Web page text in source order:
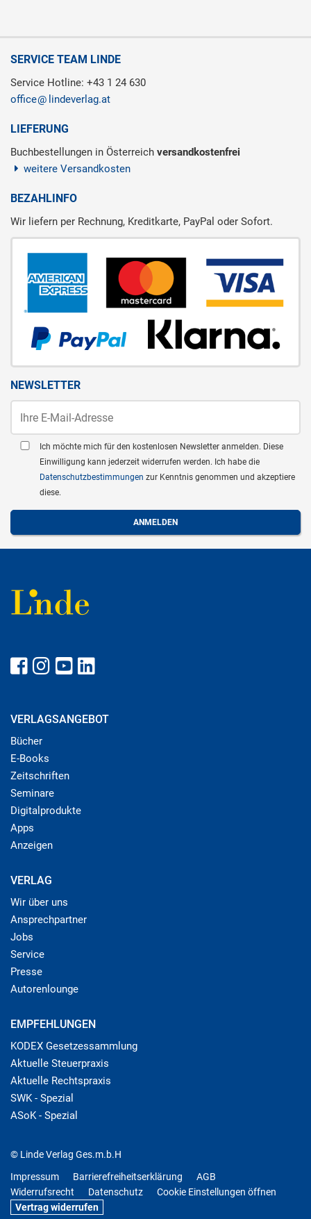
SERVICE TEAM LINDE
Service Hotline: +43 1 24 630
office
lindeverlag.at
LIEFERUNG
Buchbestellungen in Österreich versandkostenfrei
weitere Versandkosten
BEZAHLINFO
Wir liefern per Rechnung, Kreditkarte, PayPal oder Sofort.
NEWSLETTER
Ich möchte mich für den kostenlosen Newsletter anmelden. Diese
Einwilligung kann jederzeit widerrufen werden. Ich habe die
Datenschutzbestimmungen zur Kenntnis genommen und akzeptiere
diese.
VERLAGSANGEBOT
Bücher
E-Books
Zeitschriften
Seminare
Digitalprodukte
Apps
Anzeigen
VERLAG
Wir über uns
Ansprechpartner
Jobs
Service
Presse
Autorenlounge
EMPFEHLUNGEN
KODEX Gesetzessammlung
Aktuelle Steuerpraxis
Aktuelle Rechtspraxis
SWK - Spezial
ASoK - Spezial
© Linde Verlag Ges.m.b.H
Impressum
Barrierefreiheitserklärung
AGB
Widerrufsrecht
Datenschutz
Cookie Einstellungen öffnen
Vertrag widerrufen